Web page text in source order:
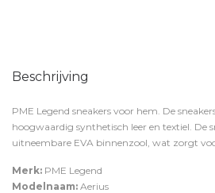
Beschrijving
PME Legend sneakers voor hem. De
hoogwaardig synthetisch leer en textiel. De
uitneembare EVA binnenzool, wat zorgt
Merk: PME Legend
Modelnaam: Aerius